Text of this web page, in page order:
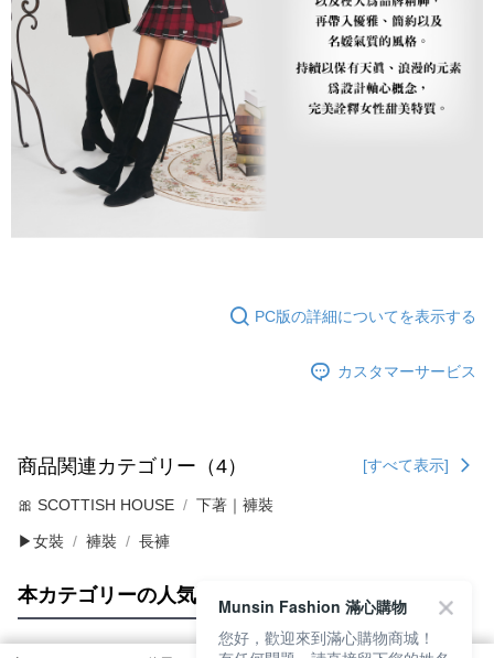
PC版の詳細についてを表示する
カスタマーサービス
商品関連カテゴリー（4） [すべて表示]
🎀 SCOTTISH HOUSE 下著｜褲裝
▶女裝 褲裝 長褲
本カテゴリーの人気商品 サイト全体のランキング
Munsin Fashion 滿心購物
您好，歡迎來到滿心購物商城！